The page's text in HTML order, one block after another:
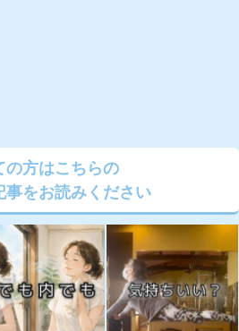
の方はこちらの
事をお読みください